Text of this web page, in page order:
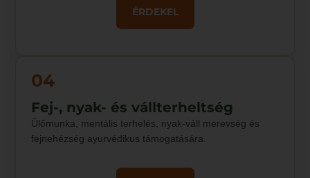
ÉRDEKEL
04
Fej-, nyak- és vállterheltség
Ülőmunka, mentális terhelés, nyak-váll merevség és
fejnehézség ayurvédikus támogatására.